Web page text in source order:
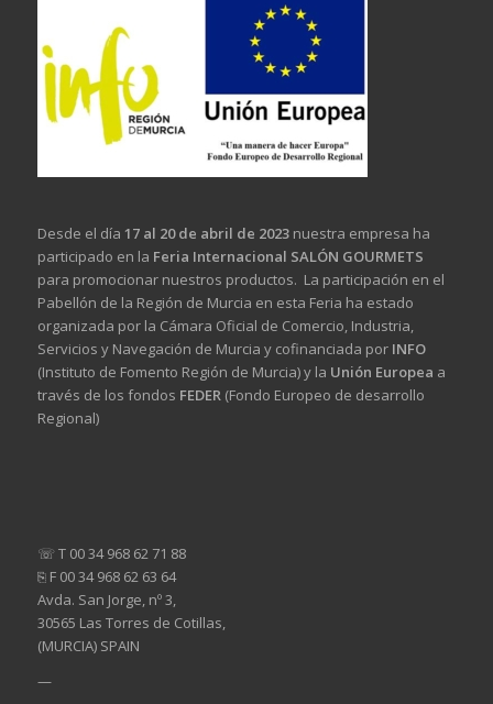
Desde el día 17 al 20 de abril de 2023nuestra empresa ha
participado en la Feria Internacional SALÓN GOURMETS
para promocionar nuestros productos. La participación en el
Pabellón de la Región de Murcia en esta Feria ha estado
organizada por la Cámara Oficial de Comercio, Industria,
Servicios y Navegación de Murcia y cofinanciada por INFO
(Instituto de Fomento Región de Murcia) y la Unión Europea a
través de los fondos FEDER(Fondo Europeo de desarrollo
Regional)
☏ T 00 34 968 62 71 88
⎘ F 00 34 968 62 63 64
Avda. San Jorge, nº 3,
30565 Las Torres de Cotillas,
(MURCIA) SPAIN
—